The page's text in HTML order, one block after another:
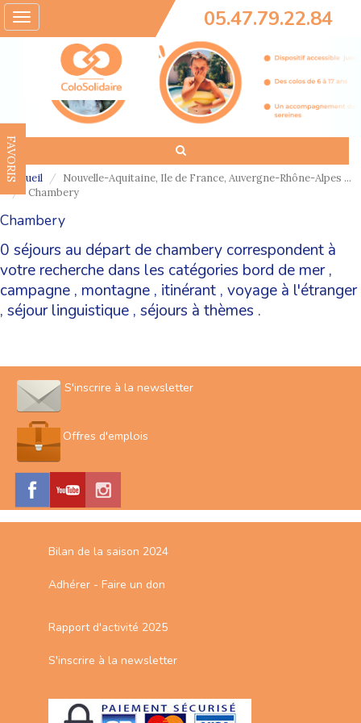
Toggle
navigation
05.47.79.22.84
FAVORIS
Accueil
Nouvelle-Aquitaine, Ile de France, Auvergne-Rhône-Alpes ...
Chambery
Chambery
0 séjours au départ de chambery correspondent à
votre recherche dans les catégories bord de mer,
campagne , montagne , itinérant , voyage à l'étranger
, séjour linguistique , séjours à thèmes .
S'inscrire à la newsletter
Offres d'emplois
Bilan de la saison 2024
Adhérer - Faire un don
Rapport d'activité 2025
S'inscrire à la newsletter